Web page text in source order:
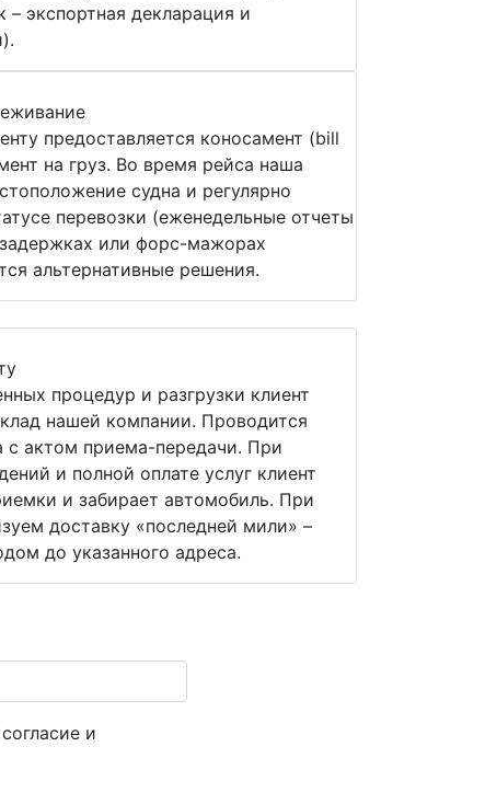
экспортная декларация и
предоставляется коносамент (bill
на груз. Во время рейса наша
судна и регулярно
перевозки (еженедельные отчеты
или форс-мажорах
альтернативные решения.
процедур и разгрузки клиент
нашей компании. Проводится
с актом приема-передачи. При
и полной оплате услуг клиент
и забирает автомобиль. При
доставку «последней мили» –
до указанного адреса.
и